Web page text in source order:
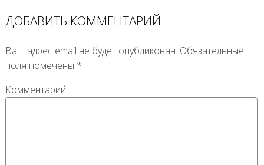
ДОБАВИТЬ КОММЕНТАРИЙ
Ваш адрес email не будет опубликован. Обязательные
поля помечены *
Комментарий